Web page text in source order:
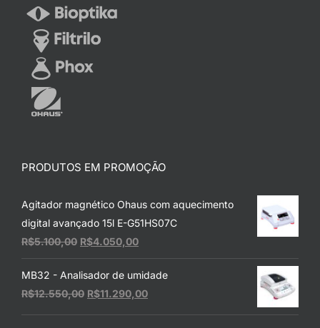
PRODUTOS EM PROMOÇÃO
Agitador magnético Ohaus com aquecimento
digital avançado 15l E-G51HS07C
R$5.100,00 O
preço
original
era:
R$5.100,00.
R$4.050,00O
preço
atual
é:
R$4.050,00.
MB32 - Analisador de umidade
R$12.550,00 O
R$11.290,00O